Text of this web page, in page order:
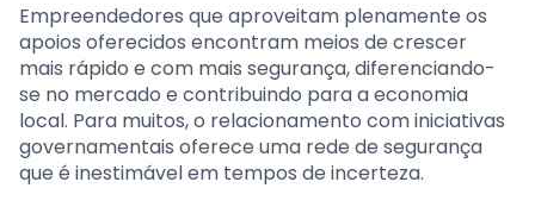
Empreendedores que aproveitam plenamente os
apoios oferecidos encontram meios de crescer
mais rápido e com mais segurança, diferenciando-
se no mercado e contribuindo para a economia
local. Para muitos, o relacionamento com iniciativas
governamentais oferece uma rede de segurança
que é inestimável em tempos de incerteza.